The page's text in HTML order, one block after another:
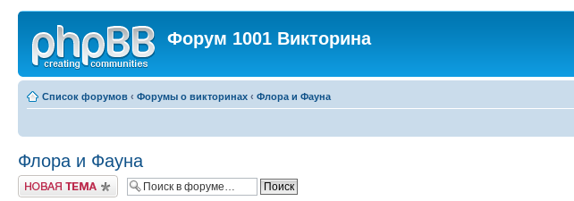
Форум 1001 Викторина
Список форумов ‹ Форумы о викторинах ‹ Флора и Фауна
Флора и Фауна
Новая тема